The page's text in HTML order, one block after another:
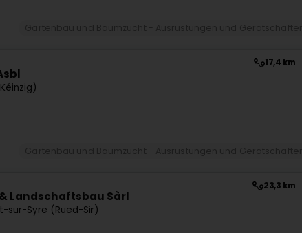
17,4 km
23,3 km
Landschaftsbau Sàrl
sur-Syre (Rued-Sir)